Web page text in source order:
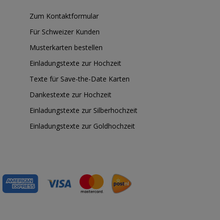
Zum Kontaktformular
Für Schweizer Kunden
Musterkarten bestellen
Einladungstexte zur Hochzeit
Texte für Save-the-Date Karten
Dankestexte zur Hochzeit
Einladungstexte zur Silberhochzeit
Einladungstexte zur Goldhochzeit